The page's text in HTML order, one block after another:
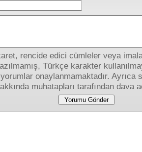
rencide edici cümleler veya
Türkçe karakter
onaylanmamaktadır.
muhatapları tarafından dava